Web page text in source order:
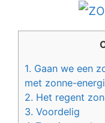
1. Gaan we een
met zonne-
2. Het regent
3. Voordelig